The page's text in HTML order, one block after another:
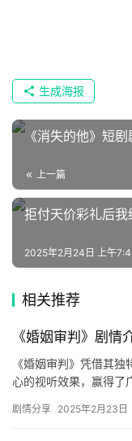
生成海报
《消失的他》短
上一篇
拒付天价彩礼后
2025年2月24日 上午
相关推荐
《婚姻审判》剧情
《婚姻审判》凭借其
心的视听效果，赢得了
众的热…
剧情分享 2025年2月23日